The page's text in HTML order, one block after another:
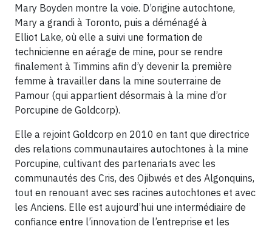
Mary Boyden montre la voie. D’origine autochtone,
Mary a grandi à Toronto, puis a déménagé à
Elliot Lake, où elle a suivi une formation de
technicienne en aérage de mine, pour se rendre
finalement à Timmins afin d’y devenir la première
femme à travailler dans la mine souterraine de
Pamour (qui appartient désormais à la mine d’or
Porcupine de Goldcorp).
Elle a rejoint Goldcorp en 2010 en tant que directrice
des relations communautaires autochtones à la mine
Porcupine, cultivant des partenariats avec les
communautés des Cris, des Ojibwés et des Algonquins,
tout en renouant avec ses racines autochtones et avec
les Anciens. Elle est aujourd’hui une intermédiaire de
confiance entre l’innovation de l’entreprise et les